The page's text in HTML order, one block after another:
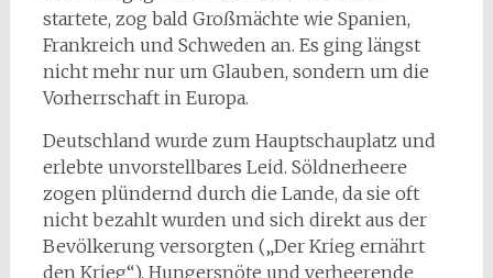
startete, zog bald Großmächte wie Spanien,
Frankreich und Schweden an. Es ging längst
nicht mehr nur um Glauben, sondern um die
Vorherrschaft in Europa.
Deutschland wurde zum Hauptschauplatz und
erlebte unvorstellbares Leid. Söldnerheere
zogen plündernd durch die Lande, da sie oft
nicht bezahlt wurden und sich direkt aus der
Bevölkerung versorgten („Der Krieg ernährt
den Krieg“). Hungersnöte und verheerende